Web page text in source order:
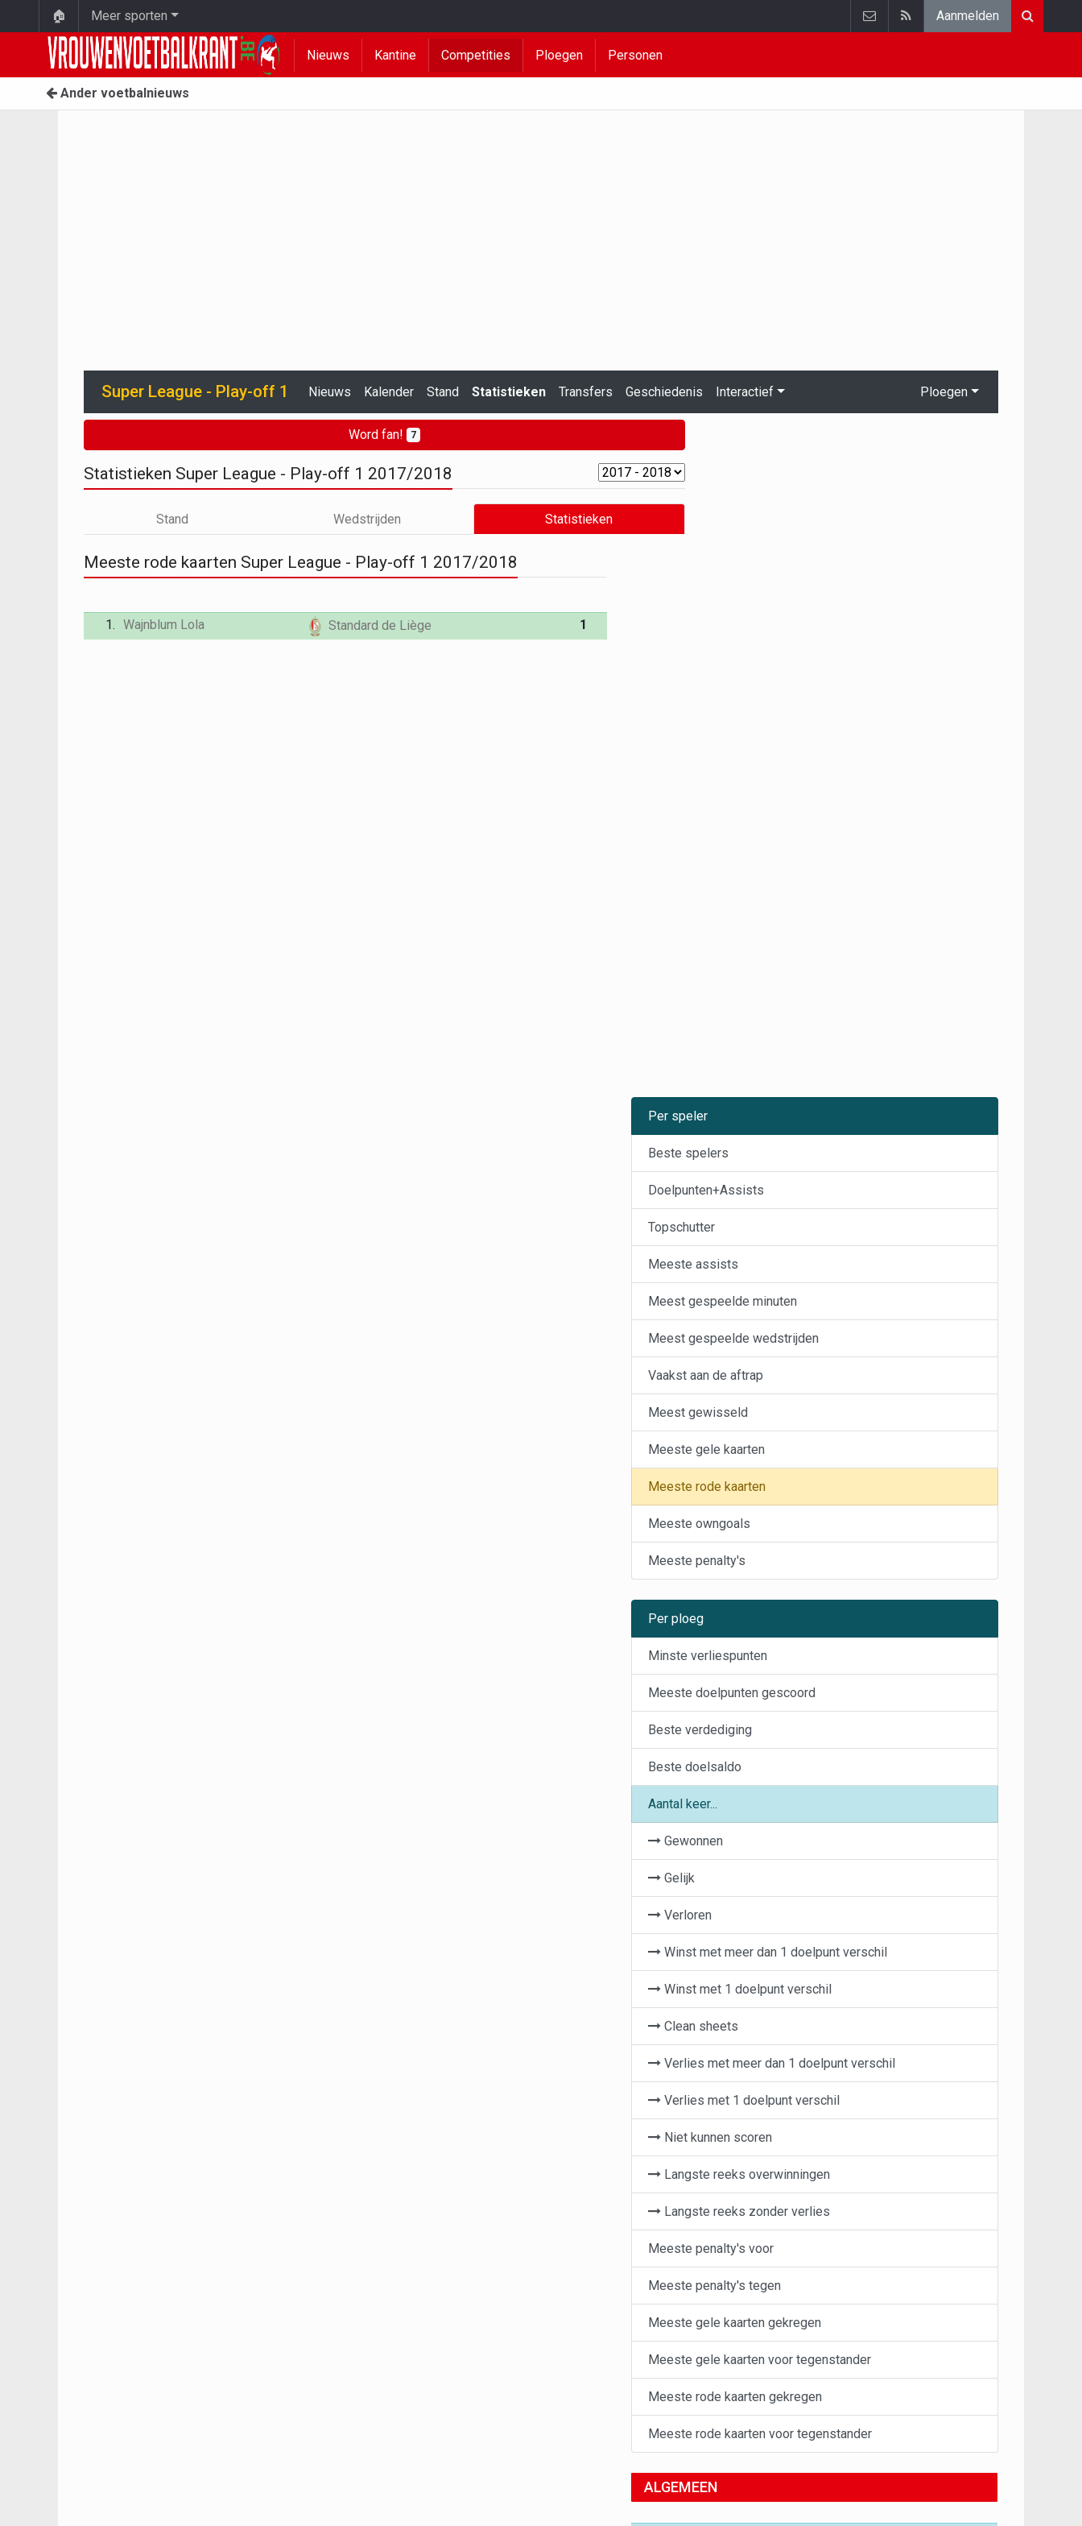
🏠 Meer sporten Aanmelden
Nieuws Kantine Competities Ploegen Personen
Ander voetbalnieuws
Super League - Play-off 1 Nieuws Kalender Stand Statistieken Transfers Geschiedenis Interactief Ploegen
Word fan! 7
Statistieken Super League - Play-off 1 2017/2018
Stand Wedstrijden Statistieken
Meeste rode kaarten Super League - Play-off 1 2017/2018
1. Wajnblum Lola Standard de Liège 1
Per speler
Beste spelers
Doelpunten+Assists
Topschutter
Meeste assists
Meest gespeelde minuten
Meest gespeelde wedstrijden
Vaakst aan de aftrap
Meest gewisseld
Meeste gele kaarten
Meeste rode kaarten
Meeste owngoals
Meeste penalty's
Per ploeg
Minste verliespunten
Meeste doelpunten gescoord
Beste verdediging
Beste doelsaldo
Aantal keer...
Gewonnen
Gelijk
Verloren
Winst met meer dan 1 doelpunt verschil
Winst met 1 doelpunt verschil
Clean sheets
Verlies met meer dan 1 doelpunt verschil
Verlies met 1 doelpunt verschil
Niet kunnen scoren
Langste reeks overwinningen
Langste reeks zonder verlies
Meeste penalty's voor
Meeste penalty's tegen
Meeste gele kaarten gekregen
Meeste gele kaarten voor tegenstander
Meeste rode kaarten gekregen
Meeste rode kaarten voor tegenstander
ALGEMEEN